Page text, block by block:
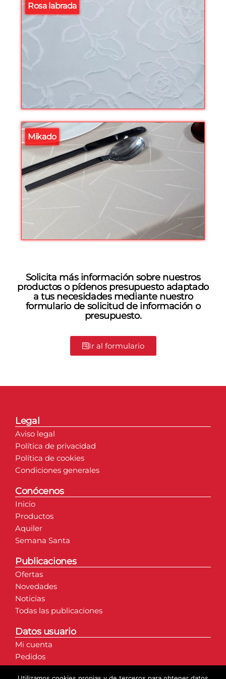
Rosa labrada
Mikado
Solicita más información sobre nuestros
productos o pídenos presupuesto adaptado
a tus necesidades mediante nuestro
formulario de solicitud de información o
presupuesto.
Ir al formulario
Legal
Aviso legal
Política de privacidad
Política de cookies
Condiciones generales
Conócenos
Inicio
Productos
Aquiler
Semana Santa
Publicaciones
Ofertas
Novedades
Noticias
Todas las publicaciones
Datos usuario
Mi cuenta
Pedidos